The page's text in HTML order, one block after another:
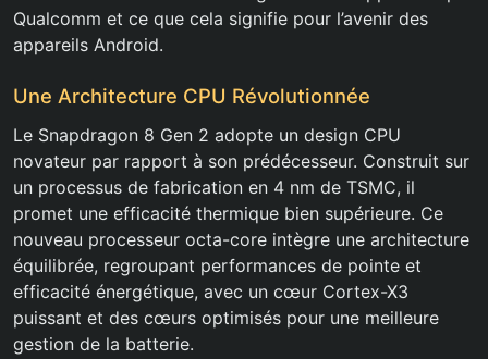
Qualcomm et ce que cela signifie pour l’avenir des
appareils Android.
Une Architecture CPU Révolutionnée
Le Snapdragon 8 Gen 2 adopte un design CPU
novateur par rapport à son prédécesseur. Construit sur
un processus de fabrication en 4 nm de TSMC, il
promet une efficacité thermique bien supérieure. Ce
nouveau processeur octa-core intègre une architecture
équilibrée, regroupant performances de pointe et
efficacité énergétique, avec un cœur Cortex-X3
puissant et des cœurs optimisés pour une meilleure
gestion de la batterie.